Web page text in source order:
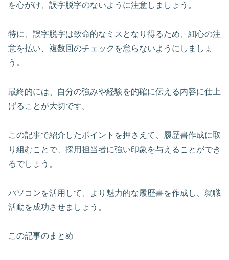
を心がけ、誤字脱字のないように注意しましょう。
特に、誤字脱字は致命的なミスとなり得るため、細心の注
意を払い、複数回のチェックを怠らないようにしましょ
う。
最終的には、 自分の強みや経験を的確に伝える内容に仕上
げることが大切です。
この記事で紹介したポイントを押さえて、履歴書作成に取
り組むことで、採用担当者に強い印象を与えることができ
るでしょう。
パソコンを活用して、より魅力的な履歴書を作成し、就職
活動を成功させましょう。
この記事のまとめ